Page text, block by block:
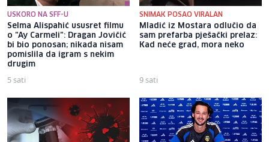
USKORO NA SFF-U
Selma Alispahić ususret filmu
o "Ay Carmeli": Dragan Jovičić
bi bio ponosan; nikada nisam
pomislila da igram s nekim
drugim
5 sati
SNIMAK POSAO VIRALAN
Mladić iz Mostara odlučio da
sam prefarba pješački prelaz:
Kad neće grad, mora neko
9 sati